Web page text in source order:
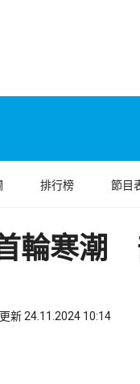
排行榜 節目
輪寒潮
新 24.11.2024 10:14